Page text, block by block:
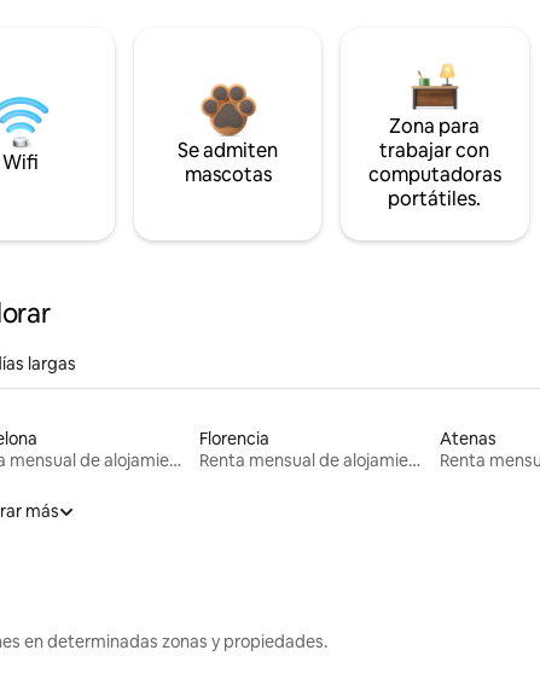
Wifi
Se admiten
mascotas
Zona para
trabajar con
computadoras
portátiles.
largas
Renta mensual de alojamientos
Florencia
Renta mensual de alojamientos
Atenas
más
en determinadas zonas y propiedades.